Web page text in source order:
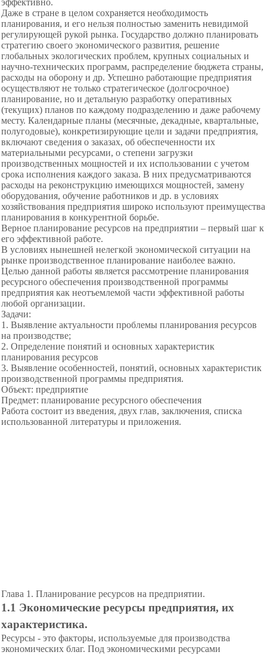
эффективно.
Даже в стране в целом сохраняется необходимость
планирования, и его нельзя полностью заменить невидимой
регулирующей рукой рынка. Государство должно планировать
стратегию своего экономического развития, решение
глобальных экологических проблем, крупных социальных и
научно-технических программ, распределение бюджета страны,
расходы на оборону и др. Успешно работающие предприятия
осуществляют не только стратегическое (долгосрочное)
планирование, но и детальную разработку оперативных
(текущих) планов по каждому подразделению и даже рабочему
месту. Календарные планы (месячные, декадные, квартальные,
полугодовые), конкретизирующие цели и задачи предприятия,
включают сведения о заказах, об обеспеченности их
материальными ресурсами, о степени загрузки
производственных мощностей и их использовании с учетом
срока исполнения каждого заказа. В них предусматриваются
расходы на реконструкцию имеющихся мощностей, замену
оборудования, обучение работников и др. в условиях
хозяйствования предприятия широко используют преимущества
планирования в конкурентной борьбе.
Верное планирование ресурсов на предприятии – первый шаг к
его эффективной работе.
В условиях нынешней нелегкой экономической ситуации на
рынке производственное планирование наиболее важно.
Целью данной работы является рассмотрение планирования
ресурсного обеспечения производственной программы
предприятия как неотъемлемой части эффективной работы
любой организации.
Задачи:
1. Выявление актуальности проблемы планирования ресурсов
на производстве;
2. Определение понятий и основных характеристик
планирования ресурсов
3. Выявление особенностей, понятий, основных характеристик
производственной программы предприятия.
Объект: предприятие
Предмет: планирование ресурсного обеспечения
Работа состоит из введения, двух глав, заключения, списка
использованной литературы и приложения.
Глава 1. Планирование ресурсов на предприятии.
1.1 Экономические ресурсы предприятия, их
характеристика.
Ресурсы - это факторы, используемые для производства
экономических благ. Под экономическими ресурсами